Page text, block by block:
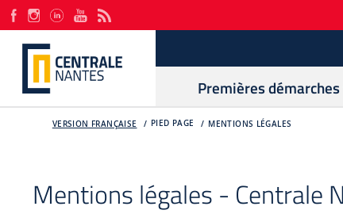
Premières démarches
VERSION FRANÇAISE PIED PAGE MENTIONS LÉGALES
Mentions légales - Centrale